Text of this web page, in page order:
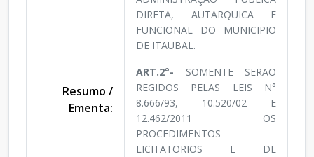
Resumo /
Ementa:
DIRETA, AUTARQUICA E
FUNCIONAL DO MUNICIPIO
DE ITAUBAL.
ART.2°- SOMENTE SERÃO
REGIDOS PELAS LEIS N°
8.666/93, 10.520/02 E
12.462/2011 OS
PROCEDIMENTOS
LICITATORIOS E DE